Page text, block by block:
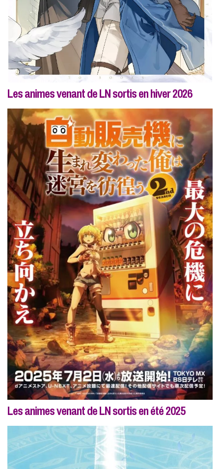
Les animes venant de LN sortis en hiver 2026
Les animes venant de LN sortis en été 2025